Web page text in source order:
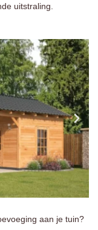
uitstraling.
aan je tuin?